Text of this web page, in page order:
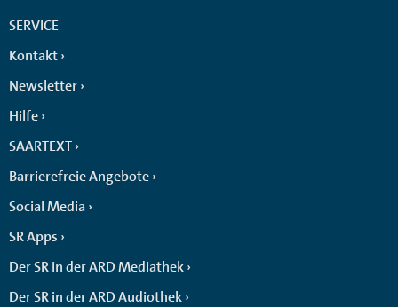
SERVICE
Kontakt
Newsletter
Hilfe
SAARTEXT
Barrierefreie Angebote
Social Media
SR Apps
Der SR in der ARD Mediathek
Der SR in der ARD Audiothek